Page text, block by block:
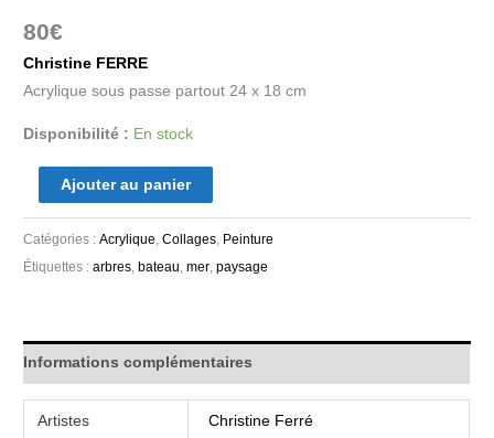
80€
Christine FERRE
Acrylique sous passe partout 24 x 18 cm
Disponibilité : En stock
Ajouter au panier
Catégories :Acrylique ,Collages Peinture
Étiquettes :arbres ,bateau ,mer ,paysage
Informations complémentaires
Artistes Christine Ferré